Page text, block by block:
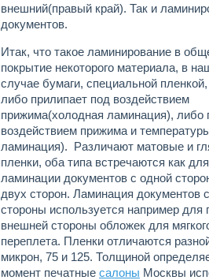
внешний(правый край). Так и
документов.
Итак, что такое ламинирование в
покрытие некоторого материала, в
случае бумаги, специальной пленкой,
либо прилипает под воздействием
прижима(холодная ламинация), либо
воздействием прижима и
ламинация). Различают матовые и
пленки, оба типа встречаются как для
ламинации документов с одной
двух сторон. Ламинация документов
стороны используется например для
внешней стороны обложек для
переплета. Пленки отличаются
микрон, 75 и 125. Толщиной
момент печатные салоны Москвы